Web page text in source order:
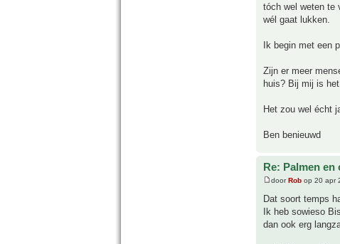
tóch wel weten te
wél gaat lukken.
Ik begin met een
Zijn er meer
huis? Bij mij is
Het zou wel écht
Ben benieuwd
Re: Palmen
doorRob op 20 apr
Dat soort temps
Ik heb sowieso
dan ook erg